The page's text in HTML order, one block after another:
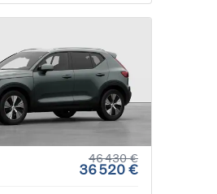
46 430 €
36 520 €